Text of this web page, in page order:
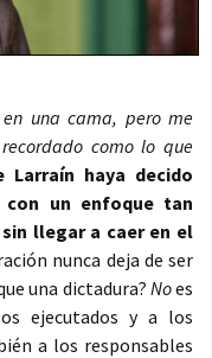
en una cama, pero me
como lo que
Larraín haya decido
un enfoque tan
llegar a caer en el
nunca deja de ser
una dictadura? Noes
ejecutados y a los
a los responsables